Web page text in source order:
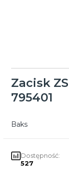
Zacisk
795401
Baks
Dostępność:
527